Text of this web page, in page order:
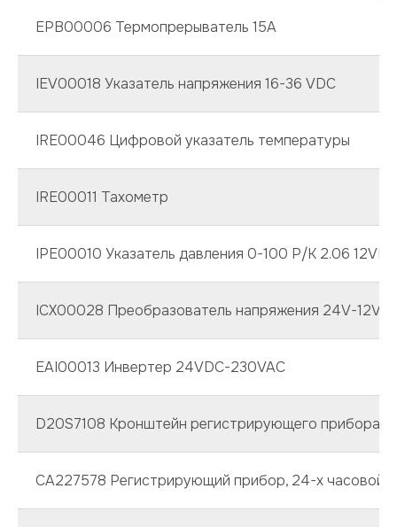
EPB00006 Термопрерыватель 15А
IEV00018 Указатель напряжения 16-36 VDC
IRE00046 Цифровой указатель температуры
IRE00011 Тахометр
IPE00010 Указатель давления 0-100 P/K 2.06 12VDC
ICX00028 Преобразователь напряжения 24V-12V
EAI00013 Инвертер 24VDC-230VAC
D20S7108 Кронштейн регистрирующего прибора
CA227578 Регистрирующий прибор, 24-х часовой